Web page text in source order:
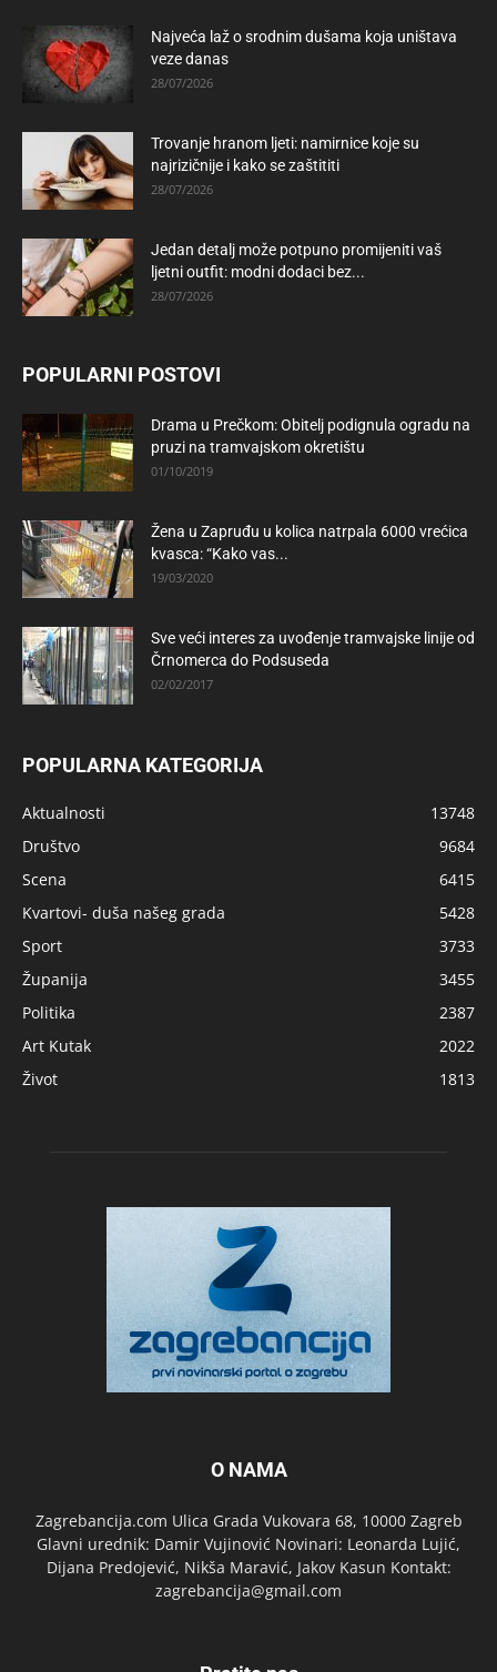
Najveća laž o srodnim dušama koja uništava
veze danas
28/07/2026
Trovanje hranom ljeti: namirnice koje su
najrizičnije i kako se zaštititi
28/07/2026
Jedan detalj može potpuno promijeniti vaš
ljetni outfit: modni dodaci bez...
28/07/2026
POPULARNI POSTOVI
Drama u Prečkom: Obitelj podignula ogradu na
pruzi na tramvajskom okretištu
01/10/2019
Žena u Zapruđu u kolica natrpala 6000 vrećica
kvasca: “Kako vas...
19/03/2020
Sve veći interes za uvođenje tramvajske linije od
Črnomerca do Podsuseda
02/02/2017
POPULARNA KATEGORIJA
Aktualnosti
13748
Društvo
9684
Scena
6415
Kvartovi- duša našeg grada
5428
Sport
3733
Županija
3455
Politika
2387
Art Kutak
2022
Život
1813
O NAMA
Zagrebancija.com Ulica Grada Vukovara 68, 10000 Zagreb
Glavni urednik: Damir Vujinović Novinari: Leonarda Lujić,
Dijana Predojević, Nikša Maravić, Jakov Kasun Kontakt:
zagrebancija@gmail.com